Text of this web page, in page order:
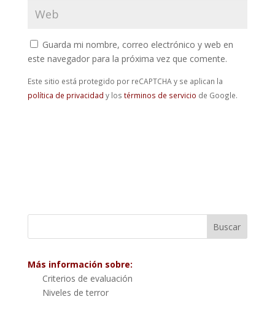
Guarda mi nombre, correo electrónico y web en
este navegador para la próxima vez que comente.
Este sitio está protegido por reCAPTCHA y se aplican la
política de privacidad y los términos de servicio de Google.
Más información sobre:
Criterios de evaluación
Niveles de terror